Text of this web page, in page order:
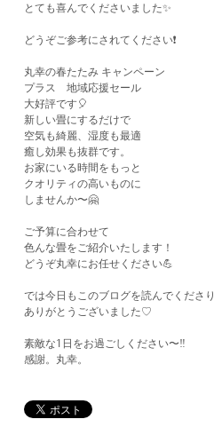
とても喜んでくださいました✨
どうぞご参考にされてください❗️
丸幸の春たたみ キャンペーン
プラス 地域応援セール
大好評です🎈
新しい畳にするだけで
空気も綺麗、湿度も最適
癒し効果も抜群です。
お家にいる時間をもっと
クオリティの高いものに
しませんか〜🤗
ご予算に合わせて
色んな畳をご紹介いたします！
どうぞ丸幸にお任せください💪
では今日もこのブログを読んでくださり
ありがとうございました♡
素敵な1日をお過ごしください〜‼️
​感謝。丸幸。